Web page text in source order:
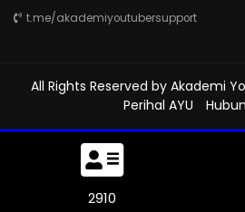
t.me/akademiyoutubersupport
All Rights Reserved by Akademi
Perihal AYU
3393